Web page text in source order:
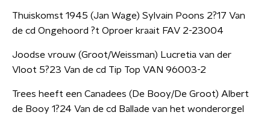
Thuiskomst 1945 (Jan Wage) Sylvain Poons 2?17 Van
de cd Ongehoord ?t Oproer kraait FAV 2-23004
Joodse vrouw (Groot/Weissman) Lucretia van der
Vloot 5?23 Van de cd Tip Top VAN 96003-2
Trees heeft een Canadees (De Booy/De Groot) Albert
de Booy 1?24 Van de cd Ballade van het wonderorgel